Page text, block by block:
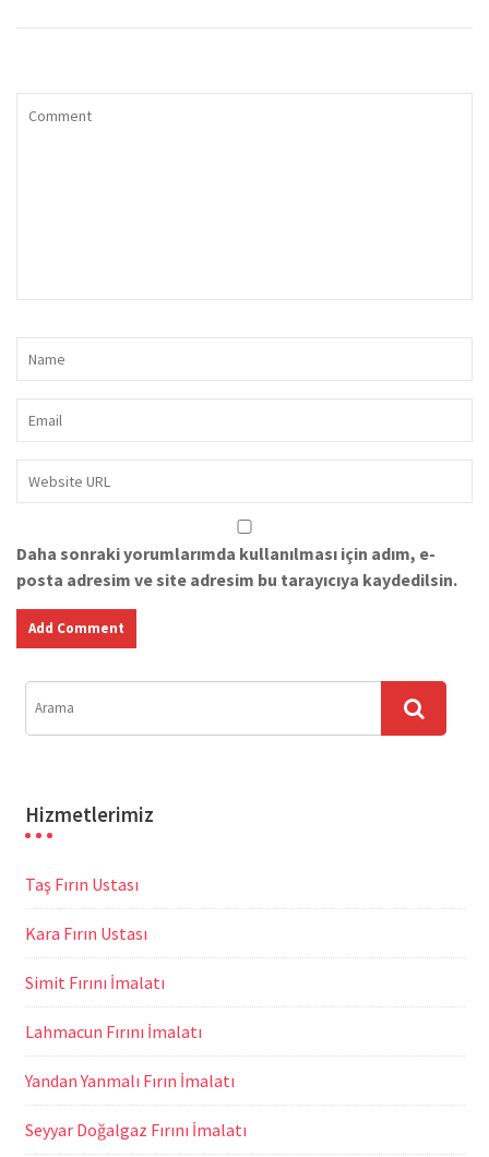
Daha sonraki yorumlarımda kullanılması için adım, e-
posta adresim ve site adresim bu tarayıcıya kaydedilsin.
Hizmetlerimiz
Taş Fırın Ustası
Kara Fırın Ustası
Simit Fırını İmalatı
Lahmacun Fırını İmalatı
Yandan Yanmalı Fırın İmalatı
Seyyar Doğalgaz Fırını İmalatı